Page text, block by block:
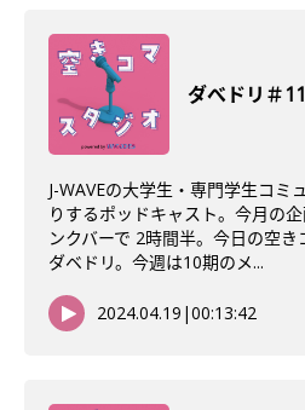
ダべドリ＃
J-WAVEの大学生・専門学生コミ
りするポッドキャスト。今月の
ンクバーで 2時間半。今日の空
ダベドリ。今週は10期のメ...
2024.04.19 |00:13:42